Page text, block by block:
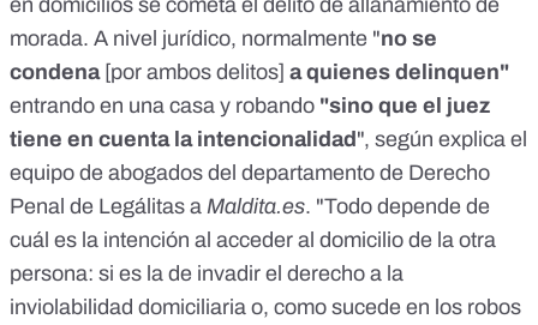
morada. A nivel jurídico, normalmente "no se
condena [por ambos delitos] a quienes delinquen"
entrando en una casa y robando "sino que el juez
tiene en cuenta la intencionalidad", según explica el
equipo de abogados del departamento de Derecho
Penal de Legálitas a Maldita.es. "Todo depende de
cuál es la intención al acceder al domicilio de la otra
persona: si es la de invadir el derecho a la
inviolabilidad domiciliaria o, como sucede en los robos